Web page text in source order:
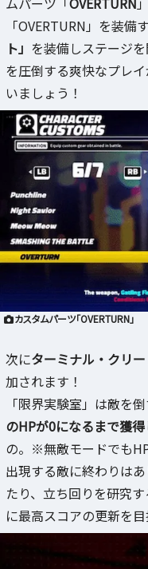
「OVERTURN」を装備
ト」 を装備しステージを
を圧倒する爽快なプレ
いましょう！
カスタムパーツ「OVERTURN」
次にターミナル・クリ
加されます！
「限界実験室」は敵を
のHPが0になるまで獲
の。※無敵モードでも
出現する敵に終わりは
たり、立ち回りを研究
に最高スコアの更新を